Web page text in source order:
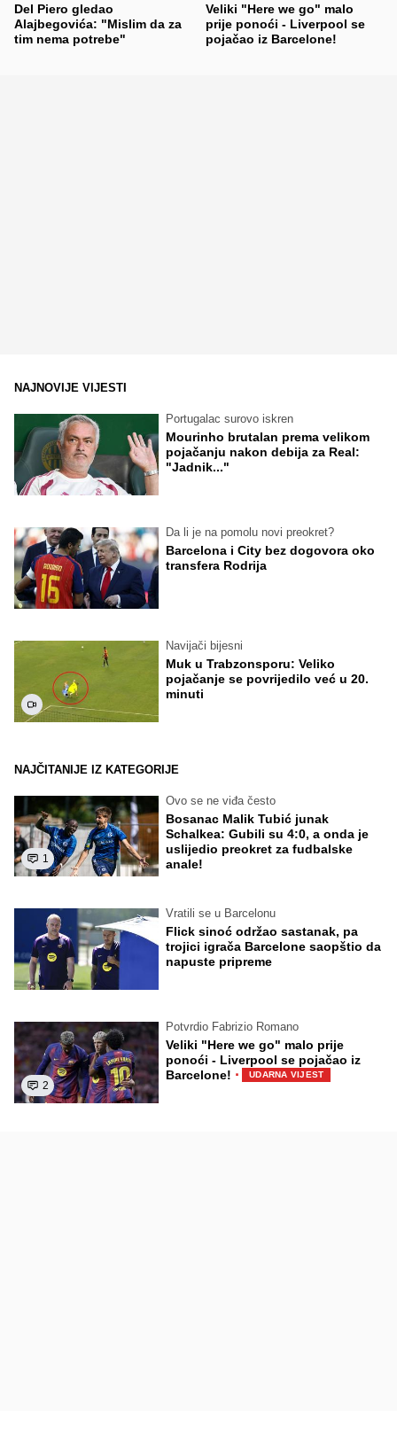
Del Piero gledao
Alajbegovića: "Mislim da za
tim nema potrebe"
Veliki "Here we go" malo
prije ponoći - Liverpool se
pojačao iz Barcelone!
NAJNOVIJE VIJESTI
Portugalac surovo iskren
Mourinho brutalan prema velikom
pojačanju nakon debija za Real:
"Jadnik..."
Da li je na pomolu novi preokret?
Barcelona i City bez dogovora oko
transfera Rodrija
Navijači bijesni
Muk u Trabzonsporu: Veliko
pojačanje se povrijedilo već u 20.
minuti
NAJČITANIJE IZ KATEGORIJE
1
Ovo se ne viđa često
Bosanac Malik Tubić junak
Schalkea: Gubili su 4:0, a onda je
uslijedio preokret za fudbalske
anale!
Vratili se u Barcelonu
Flick sinoć održao sastanak, pa
trojici igrača Barcelone saopštio da
napuste pripreme
2
Potvrdio Fabrizio Romano
Veliki "Here we go" malo prije
ponoći - Liverpool se pojačao iz
Barcelone! · UDARNA VIJEST